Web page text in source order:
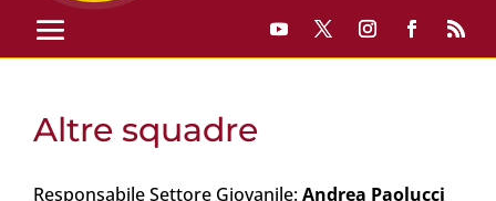
Altre squadre
Responsabile Settore Giovanile:Andrea Paolucci